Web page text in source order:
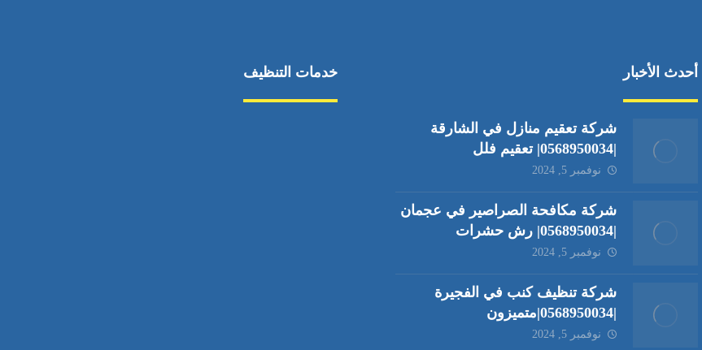
أحدث الأخبار
شركة تعقيم منازل في الشارقة
|0568950034| تعقيم فلل
نوفمبر 5, 2024
شركة مكافحة الصراصير في عجمان
|0568950034| رش حشرات
نوفمبر 5, 2024
شركة تنظيف كنب في الفجيرة
|0568950034|متميزون
نوفمبر 5, 2024
خدمات التنظيف